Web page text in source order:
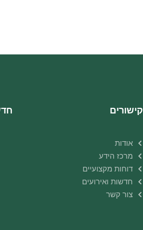
קישורים
אודות
מרכז הידע
דוחות מקצועיים
חדשות ואירועים
צור קשר